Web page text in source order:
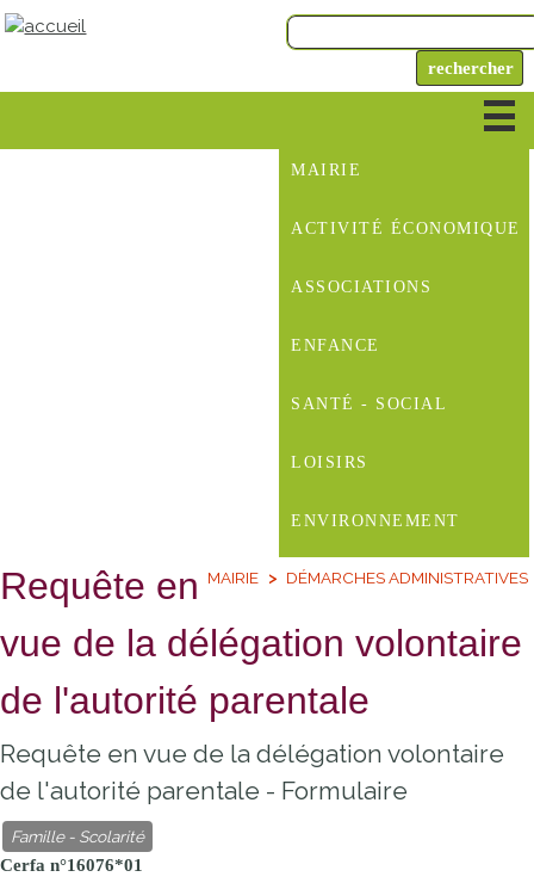
MAIRIE
ACTIVITÉ ÉCONOMIQUE
ASSOCIATIONS
ENFANCE
SANTÉ - SOCIAL
LOISIRS
ENVIRONNEMENT
MAIRIE DÉMARCHES ADMINISTRATIVES
Requête en
vue de la délégation volontaire
de l'autorité parentale
Requête en vue de la délégation volontaire
de l'autorité parentale - Formulaire
Famille - Scolarité
Cerfa n°16076*01